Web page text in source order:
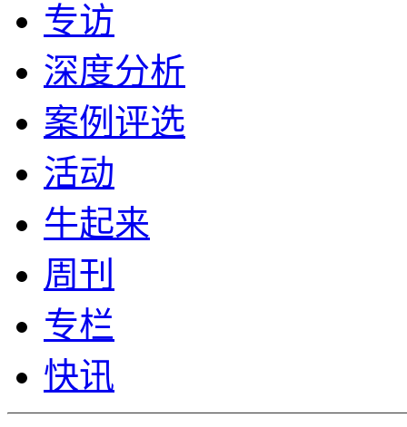
专访
深度分析
案例评选
活动
牛起来
周刊
专栏
快讯